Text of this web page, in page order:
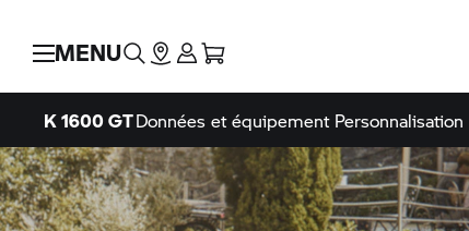
MENU
K 1600 GTDonnées et équipement Personnalisation